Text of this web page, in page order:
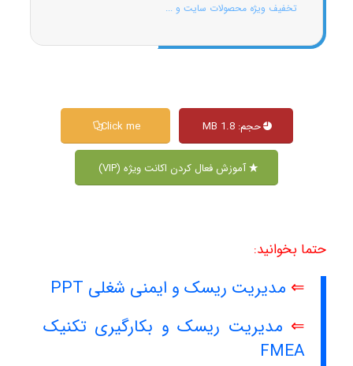
تخفیف ویژه محصولات سایت و ...
حجم: 1.8 MB Click me
آموزش فعال کردن اکانت ویژه (VIP)
حتما بخوانید:
⇐ مدیریت ریسک و ایمنی شغلی PPT
⇐ مدیریت ریسک و بکارگیری تکنیک
FMEA